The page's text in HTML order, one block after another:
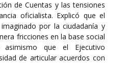
de Cuentas y las tensiones
oficialista. Explicó que el
por la ciudadanía y
fricciones en la base social
asimismo que el Ejecutivo
de articular acuerdos con